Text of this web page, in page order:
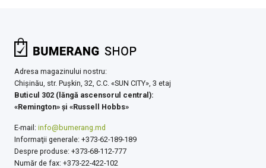
Adresa magazinului nostru:
Chişinău, str. Pușkin, 32, C.C. «SUN CITY», 3 etaj
Buticul 302 (lăngă ascensorul central):
«Remington» şi «Russell Hobbs»
E-mail: info@bumerang.md
Informaţii generale: +373-62-189-189
Despre produse: +373-68-112-777
Număr de fax: +373-22-422-102